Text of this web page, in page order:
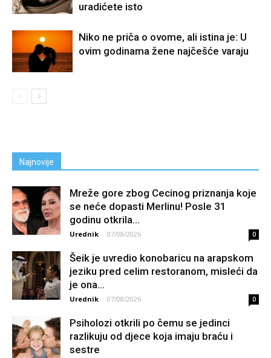
uradićete isto
Niko ne priča o ovome, ali istina je: U
ovim godinama žene najčešće varaju
Najnovije
Mreže gore zbog Cecinog priznanja koje
se neće dopasti Merlinu! Posle 31
godinu otkrila...
Urednik - 07/08/2026 0
Šeik je uvredio konobaricu na arapskom
jeziku pred celim restoranom, misleći da
je ona...
Urednik - 07/08/2026 0
Psiholozi otkrili po čemu se jedinci
razlikuju od djece koja imaju braću i
sestre